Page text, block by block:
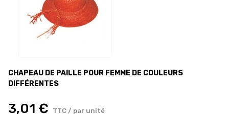
CHAPEAU DE PAILLE POUR FEMME DE COULEURS
DIFFÉRENTES
3,01 € TTC / par unité